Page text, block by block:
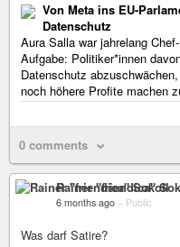
Von Meta ins EU-
Datenschutz
Aura Salla war jahrelang
Aufgabe: Politiker*innen
Datenschutz
noch höhere Profite machen
0 comments
Rainer "friendica"
6 months ago – Public
Was darf Satire?